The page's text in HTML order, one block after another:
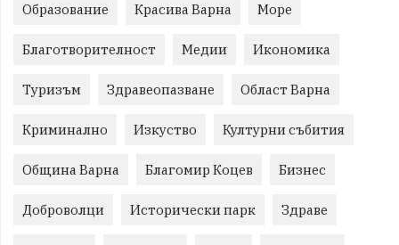
Образование Красива Варна Море
Благотворителност Медии Икономика
Туризъм Здравеопазване Област Варна
Криминално Изкуство Културни събития
Община Варна Благомир Коцев Бизнес
Доброволци Исторически парк Здраве